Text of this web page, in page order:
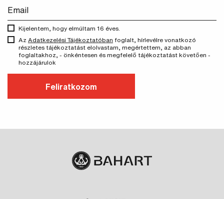
Kijelentem, hogy elmúltam 16 éves.
Az Adatkezelési Tájékoztatóban foglalt, hírlevélre vonatkozó
részletes tájékoztatást elolvastam, megértettem, az abban
foglaltakhoz, - önkéntesen és megfelelő tájékoztatást követően -
hozzájárulok
Feliratkozom